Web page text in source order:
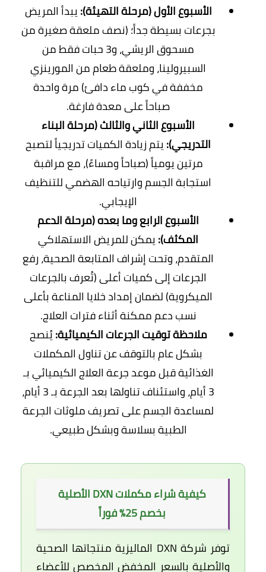
الأسبوع الأول (مرحلة التهيئة):يبدأ المريض
بجرعات بسيطة جداً؛ (نصف ملعقة صغيرة من
مسحوق الريشي، و3 حبات فقط من
السبيرولينا، وملعقة طعام من المورينزي
مخففة في كوب ماء دافئ) مرة واحدة
صباحاً على معدة فارغة.
الأسبوع الثاني والثالث (مرحلة البناء
التدريجي):يتم زيادة الكميات تدريجياً لتصبح
مرتين يومياً (صباحاً ومساءً)، مع مراقبة
استجابة الجسم وارتياحه الهضمي للتنظيف
الإيجابي.
الأسبوع الرابع وما بعده (مرحلة الدعم
المكثف):يمكن للمريض الاستهلاكي
المتقدم، وتحت إشراف المتابعة الصحية، رفع
الجرعات إلى كميات أعلى (تُعرف بالجرعات
الميكروية) لضمان إمداد خلايا المناعة بأعلى
نسب دعم ممكنة أثناء فترات العلاج.
ملاحظة توقيت الجرعات الكيميائية:يُنصح
بشكل عام بالتوقف عن تناول المكملات
الغذائية قبل موعد جرعة العلاج الكيميائي بـ
3 أيام، واستئناف تناولها بعد الجرعة بـ 3 أيام،
لمساعدة الجسم على تصريف ملوثات الجرعة
الطبية بسلاسة وبشكل طبيعي.
كيفية شراء مكملات DXN الأصلية
بخصم 25% فوراً
توفر شركة DXN الماليزية منتجاتها الصحية
والأصلية بالسعر المخفض المخصص للأعضاء